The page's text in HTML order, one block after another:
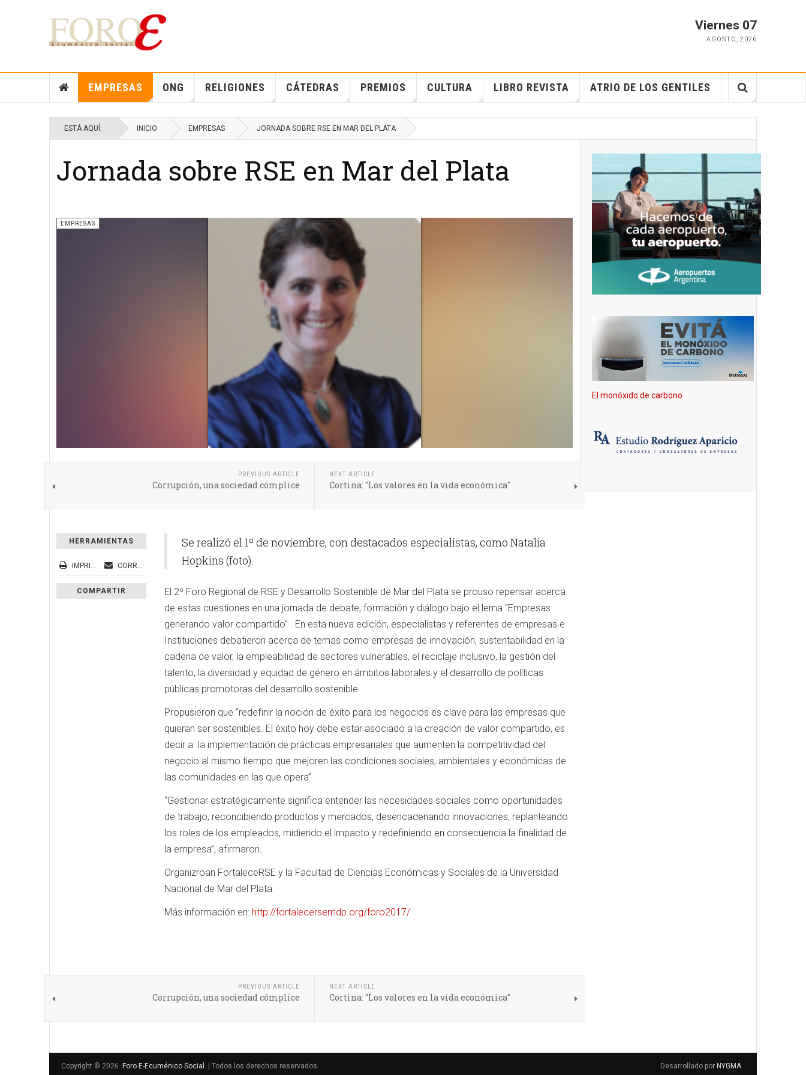
Viernes 07
AGOSTO , 2026
EMPRESAS ONG RELIGIONES CÁTEDRAS PREMIOS CULTURA LIBRO REVISTA ATRIO DE LOS GENTILES
ESTÁ AQUÍ: INICIO EMPRESAS JORNADA SOBRE RSE EN MAR DEL PLATA
Jornada sobre RSE en Mar del Plata
EMPRESAS
PREVIOUS ARTICLE
Corrupción, una sociedad cómplice
NEXT ARTICLE
Cortina: "Los valores en la vida económica"
HERRAMIENTAS
IMPRIMIR CORREO ELECTRÓNICO
COMPARTIR
Se realizó el 1º de noviembre, con destacados especialistas, como Natalia
Hopkins (foto).
El 2º Foro Regional de RSE y Desarrollo Sostenible de Mar del Plata se prouso repensar acerca
de estas cuestiones en una jornada de debate, formación y diálogo bajo el lema “Empresas
generando valor compartido” . En esta nueva edición, especialistas y referentes de empresas e
Instituciones debatieron acerca de temas como empresas de innovación, sustentabilidad en la
cadena de valor, la empleabilidad de sectores vulnerables, el reciclaje inclusivo, la gestión del
talento, la diversidad y equidad de género en ámbitos laborales y el desarrollo de políticas
públicas promotoras del desarrollo sostenible.
Propusieron que “redefinir la noción de éxito para los negocios es clave para las empresas que
quieran ser sostenibles. El éxito hoy debe estar asociado a la creación de valor compartido, es
decir a la implementación de prácticas empresariales que aumenten la competitividad del
negocio al mismo tiempo que mejoren las condiciones sociales, ambientales y económicas de
las comunidades en las que opera”.
“Gestionar estratégicamente significa entender las necesidades sociales como oportunidades
de trabajo, reconcibiendo productos y mercados, desencadenando innovaciones, replanteando
los roles de los empleados, midiendo el impacto y redefiniendo en consecuencia la finalidad de
la empresa”, afirmaron.
Organizroan FortaleceRSE y la Facultad de Ciencias Económicas y Sociales de la Universidad
Nacional de Mar del Plata.
Más información en: http://fortalecersemdp.org/foro2017/
PREVIOUS ARTICLE
Corrupción, una sociedad cómplice
NEXT ARTICLE
Cortina: "Los valores en la vida económica"
El monóxido de carbono
Copyright © 2026. Foro E-Ecuménico Social . | Todos los derechos reservados. Desarrollado por NYGMA .